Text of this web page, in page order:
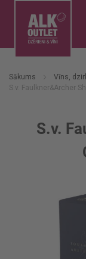
Sākums Vīns,
S.v. Faulkner&Archer
S.v.